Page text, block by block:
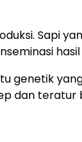
Sapi
genetik
dan